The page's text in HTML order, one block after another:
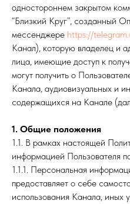
одностороннем закрытом
“Близкий Круг”, созданный
мессенджере https://
Канал), которую владелец и
лица, имеющие доступ к
могут получить о
Канала, аудиовизуальных и
содержащихся на Канале
1. Общие положения
1.1. В рамках настоящей
информацией Пользователя
1.1.1. Персональная
предоставляет о себе
использования Канала, иных